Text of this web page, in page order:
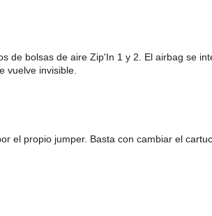
de bolsas de aire Zip'In 1 y 2. El airbag se
vuelve invisible.
el propio jumper. Basta con cambiar el